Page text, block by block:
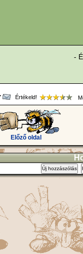
-
Értékeld!
Előző oldal
Új hozzászólás